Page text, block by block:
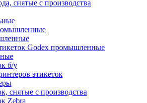
снятые с производства
Godex промышленные
б/у
этикеток
снятые с производства
Zebra